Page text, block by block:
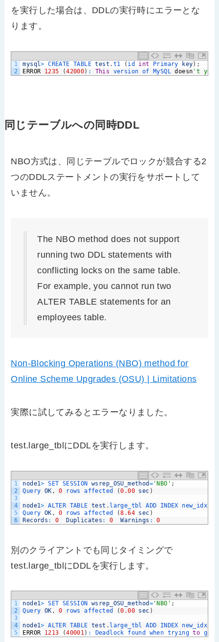
を実行した場合は、DDLの実行時にエラーとな
ります。
1
2
mysql> CREATE TABLE test . t1 ( id int Primary key) ;
ERROR
1235 (42000) : This version of MySQL doesn 't yet
同じテーブルへの同時DDL
NBO方式は、同じテーブルでロックが競合する2
つのDDLステートメントの実行をサポートして
いません。
The NBO method does not support
running two DDL statements with
conflicting locks on the same table.
For example, you cannot run two
ALTER TABLE statements for an
employees table.
Non-Blocking Operations (NBO) method for
Online Scheme Upgrades (OSU) | Limitations
実際に試してみるとエラーなりました。
test.large_tblにDDLを実行します。
1
2
3
4
5
6
node1> SET SESSION wsrep_OSU_method ='NBO' ;
Query OK , 0 rows affected (0.00 sec )
node1> ALTER TABLE test . large_tbl ADD INDEX new_idx1
Query OK , 0 rows affected (8.64 sec )
Records : 0 Duplicates : 0 Warnings : 0
別のクライアントでも同じタイミングで
test.large_tblにDDLを実行します。
1
2
3
4
5
node1> SET SESSION wsrep_OSU_method ='NBO' ;
Query OK , 0 rows affected (0.00 sec )
node1> ALTER TABLE test . large_tbl ADD INDEX new_idx2
ERROR
1213 (40001) : Deadlock found when trying to get